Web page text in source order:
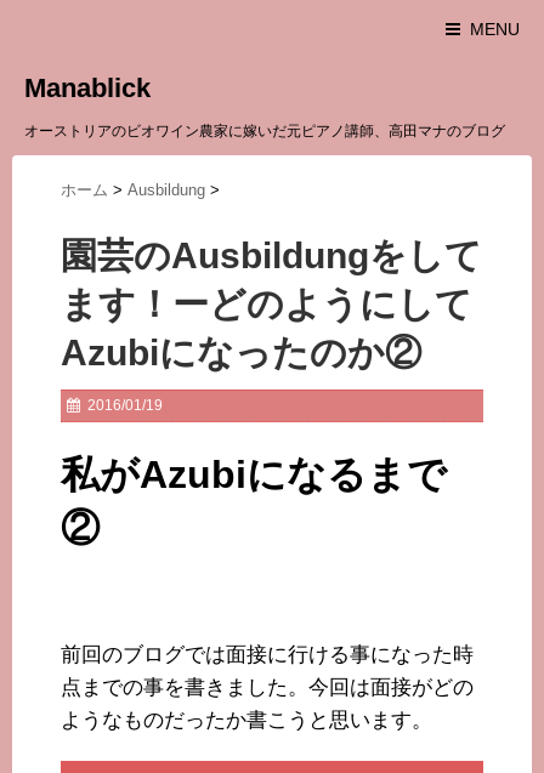
MENU
Manablick
オーストリアのビオワイン農家に嫁いだ元ピアノ講師、高田マナのブログ
ホーム > Ausbildung >
園芸のAusbildungをして
ます！ーどのようにして
Azubiになったのか②
2016/01/19
私がAzubiになるまで
②
前回のブログでは面接に行ける事になった時
点までの事を書きました。今回は面接がどの
ようなものだったか書こうと思います。